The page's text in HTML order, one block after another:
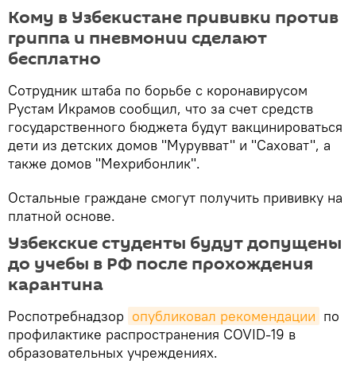
Кому в Узбекистане прививки против
гриппа и пневмонии сделают
бесплатно
Сотрудник штаба по борьбе с коронавирусом
Рустам Икрамов сообщил, что за счет средств
государственного бюджета будут вакцинироваться
дети из детских домов "Мурувват" и "Саховат", а
также домов "Мехрибонлик".
Остальные граждане смогут получить прививку на
платной основе.
Узбекские студенты будут допущены
до учебы в РФ после прохождения
карантина
Роспотребнадзор опубликовал рекомендации по
профилактике распространения COVID-19 в
образовательных учреждениях.